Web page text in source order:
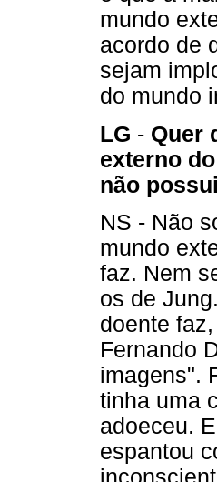
mundo
acordo de
sejam
do mundo
LG - Quer
externo
não
NS - Não
mundo
faz. Nem
os de
doente
Fernando
imagens".
tinha uma
adoeceu.
espantou